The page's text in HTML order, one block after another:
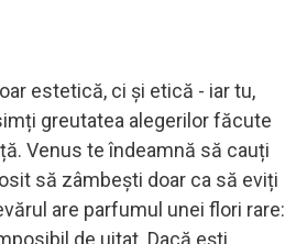
estetică, ci și etică - iar tu,
greutatea alegerilor făcute
Venus te îndeamnă să cauți
să zâmbești doar ca să eviți
are parfumul unei flori rare:
de uitat. Dacă ești